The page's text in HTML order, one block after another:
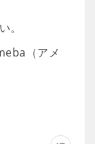
。
（アメ